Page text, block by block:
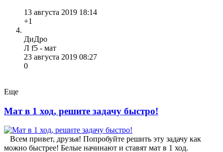
13 августа 2019 18:14
+1
ДиДро
Л f5 - мат
23 августа 2019 08:27
0
Еще
Мат в 1 ход, решите задачу быстро!
Всем привет, друзья! Попробуйте решить эту задачу как
можно быстрее! Белые начинают и ставят мат в 1 ход.